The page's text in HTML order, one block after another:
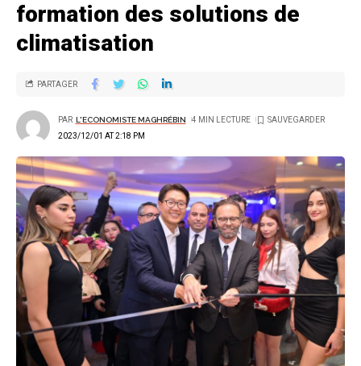
formation des solutions de
climatisation
2023/12/01 AT 2:18 PM
PAR L'ECONOMISTE MAGHRÉBIN 4 MIN LECTURE
PARTAGER